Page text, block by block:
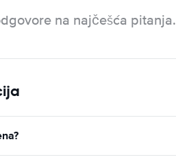
na najčešća pitanja.